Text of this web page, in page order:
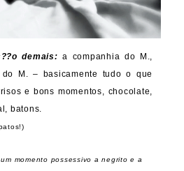
demais: a companhia do M.,
M. – basicamente tudo o que
e bons momentos, chocolate,
batons.
momento possessivo a negrito e a